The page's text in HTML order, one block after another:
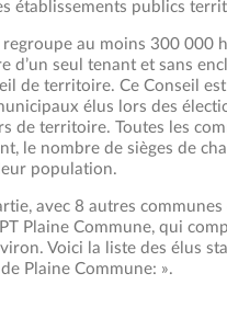
établissements publics
regroupe au moins 300 000
d’un seul tenant et sans
de territoire. Ce Conseil
élus lors des
de territoire. Toutes les
le nombre de sièges de
population.
avec 8 autres communes
Plaine Commune, qui
Voici la liste des élus
Plaine Commune: ».